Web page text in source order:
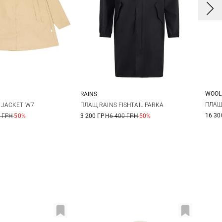
M
W7
ГРН-50%
XS S M
RAINS
ПЛАЩ RAINS FISHTAIL PARKA
3 200 ГРН6 400 ГРН-50%
ПЛАЩ
16